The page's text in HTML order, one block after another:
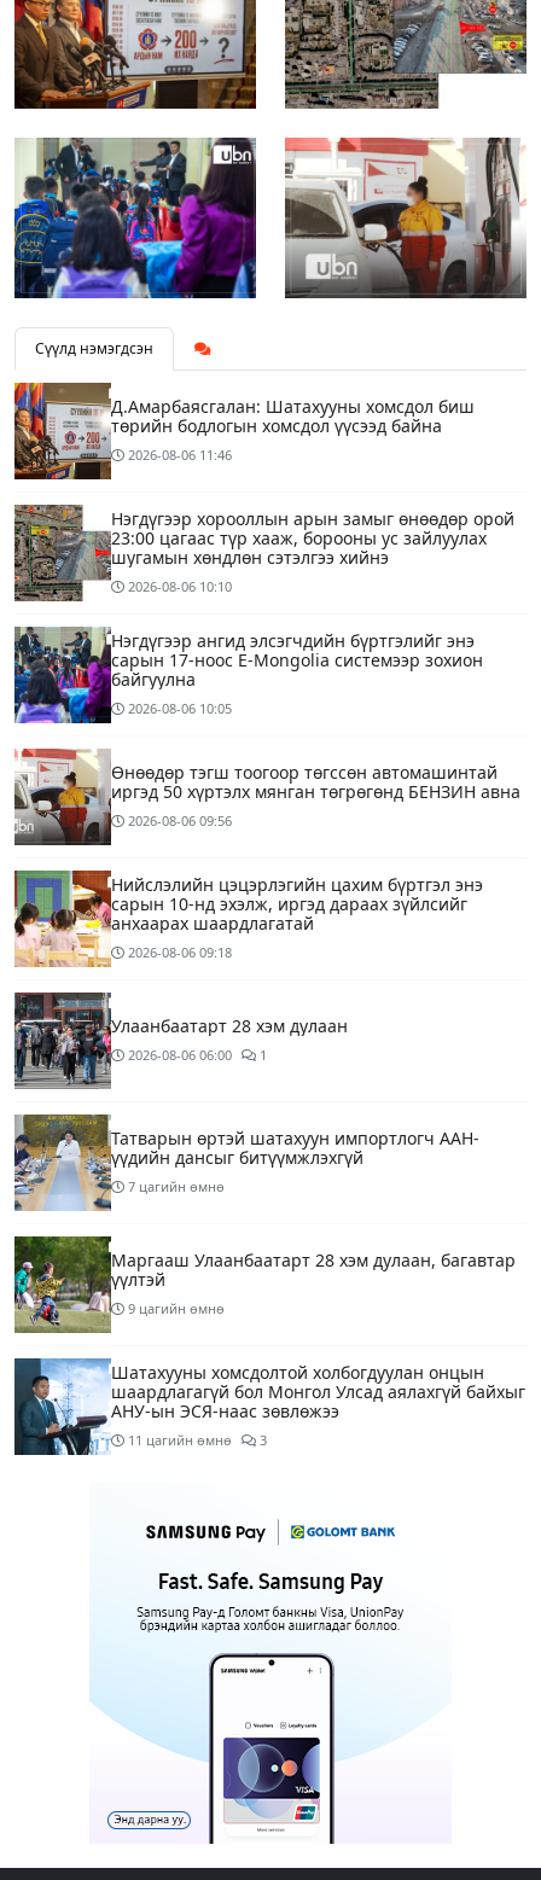
Сүүлд нэмэгдсэн
Д.Амарбаясгалан: Шатахууны хомсдол биш
төрийн бодлогын хомсдол үүсээд байна
2026-08-06 11:46
Нэгдүгээр хорооллын арын замыг өнөөдөр орой
23:00 цагаас түр хааж, борооны ус зайлуулах
шугамын хөндлөн сэтэлгээ хийнэ
2026-08-06 10:10
Нэгдүгээр ангид элсэгчдийн бүртгэлийг энэ
сарын 17-ноос E-Mongolia системээр зохион
байгуулна
2026-08-06 10:05
Өнөөдөр тэгш тоогоор төгссөн автомашинтай
иргэд 50 хүртэлх мянган төгрөгөнд БЕНЗИН авна
2026-08-06 09:56
Нийслэлийн цэцэрлэгийн цахим бүртгэл энэ
сарын 10-нд эхэлж, иргэд дараах зүйлсийг
анхаарах шаардлагатай
2026-08-06 09:18
Улаанбаатарт 28 хэм дулаан
2026-08-06 06:00 1
Татварын өртэй шатахуун импортлогч ААН-
үүдийн дансыг битүүмжлэхгүй
7 цагийн өмнө
Маргааш Улаанбаатарт 28 хэм дулаан, багавтар
үүлтэй
9 цагийн өмнө
Шатахууны хомсдолтой холбогдуулан онцын
шаардлагагүй бол Монгол Улсад аялахгүй байхыг
АНУ-ын ЭСЯ-наас зөвлөжээ
11 цагийн өмнө 3
Голомт банкны салбаруудад түгээгдлээ
Нөөцийн махны бүрдүүлэлтэд Нийслэлийн Засаг
дарга Б.Пүрэвдагвыг өөрийн биеэр онцгойлон
анхаарахыг үүрэг болголоо
Бүх шатанд хэмнэлтийн горимд шилжиж, найр
наадам, зөвлөгөөн, гадаад томилолтыг
13 цагийн өмнө 1
Шатахуун, түлш, газрын тосны бүх